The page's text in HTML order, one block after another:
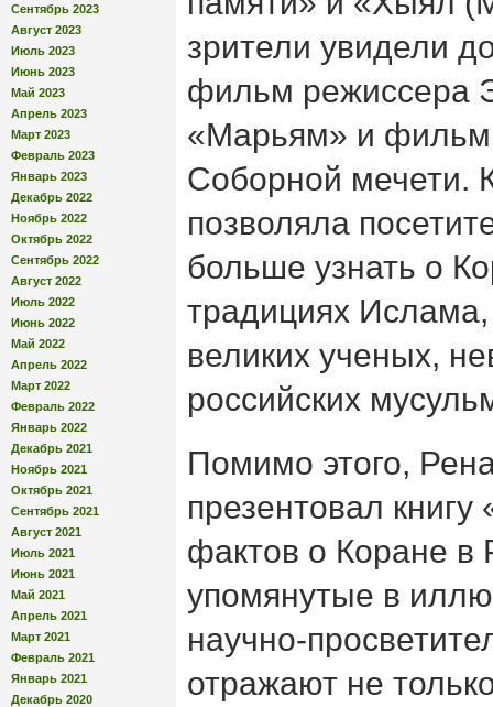
Сентябрь 2023
Август 2023
Июль 2023
Июнь 2023
Май 2023
Апрель 2023
Март 2023
Февраль 2023
Январь 2023
Декабрь 2022
Ноябрь 2022
Октябрь 2022
Сентябрь 2022
Август 2022
Июль 2022
Июнь 2022
Май 2022
Апрель 2022
Март 2022
Февраль 2022
Январь 2022
Декабрь 2021
Ноябрь 2021
Октябрь 2021
Сентябрь 2021
Август 2021
Июль 2021
Июнь 2021
Май 2021
Апрель 2021
Март 2021
Февраль 2021
Январь 2021
Декабрь 2020
зрители увидели
фильм режиссера
«Марьям» и фильм
Соборной мечети.
позволяла
больше узнать о
традициях Ислама,
великих ученых,
российских
Помимо этого,
презентовал
фактов о Коране в
упомянутые в
научно-
отражают не